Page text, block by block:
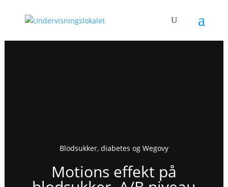
Blodsukker, diabetes og Wegovy
Motions effekt på